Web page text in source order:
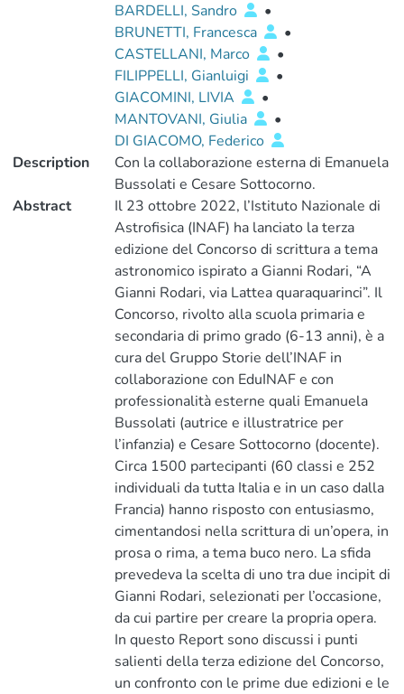
BARDELLI, Sandro
•
BRUNETTI, Francesca
•
CASTELLANI, Marco
•
FILIPPELLI, Gianluigi
•
GIACOMINI, LIVIA
•
MANTOVANI, Giulia
•
DI GIACOMO, Federico
Description
Con la collaborazione esterna di Emanuela
Bussolati e Cesare Sottocorno.
Abstract
Il 23 ottobre 2022, l’Istituto Nazionale di
Astrofisica (INAF) ha lanciato la terza
edizione del Concorso di scrittura a tema
astronomico ispirato a Gianni Rodari, “A
Gianni Rodari, via Lattea quaraquarinci”. Il
Concorso, rivolto alla scuola primaria e
secondaria di primo grado (6-13 anni), è a
cura del Gruppo Storie dell’INAF in
collaborazione con EduINAF e con
professionalità esterne quali Emanuela
Bussolati (autrice e illustratrice per
l’infanzia) e Cesare Sottocorno (docente).
Circa 1500 partecipanti (60 classi e 252
individuali da tutta Italia e in un caso dalla
Francia) hanno risposto con entusiasmo,
cimentandosi nella scrittura di un’opera, in
prosa o rima, a tema buco nero. La sfida
prevedeva la scelta di uno tra due incipit di
Gianni Rodari, selezionati per l’occasione,
da cui partire per creare la propria opera.
In questo Report sono discussi i punti
salienti della terza edizione del Concorso,
un confronto con le prime due edizioni e le